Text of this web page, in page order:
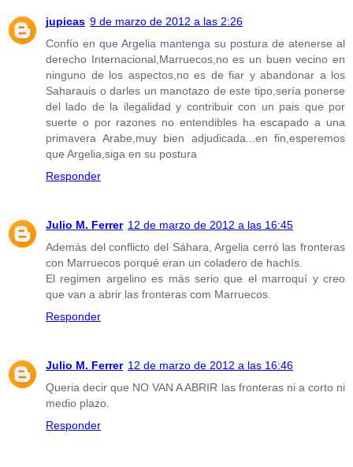
jupicas 9 de marzo de 2012 a las 2:26
Confío en que Argelia mantenga su postura de atenerse al
derecho Internacional,Marruecos,no es un buen vecino en
ninguno de los aspectos,no es de fiar y abandonar a los
Saharauis o darles un manotazo de este tipo,sería ponerse
del lado de la ilegalidad y contribuir con un pais que por
suerte o por razones no entendibles ha escapado a una
primavera Arabe,muy bien adjudicada...en fin,esperemos
que Argelia,siga en su postura
Responder
Julio M. Ferrer 12 de marzo de 2012 a las 16:45
Además del conflicto del Sáhara, Argelia cerró las fronteras
con Marruecos porqué eran un coladero de hachís.
El regimen argelino es más serio que el marroquí y creo
que van a abrir las fronteras com Marruecos.
Responder
Julio M. Ferrer 12 de marzo de 2012 a las 16:46
Queria decir que NO VAN A ABRIR las fronteras ni a corto ni
medio plazo.
Responder